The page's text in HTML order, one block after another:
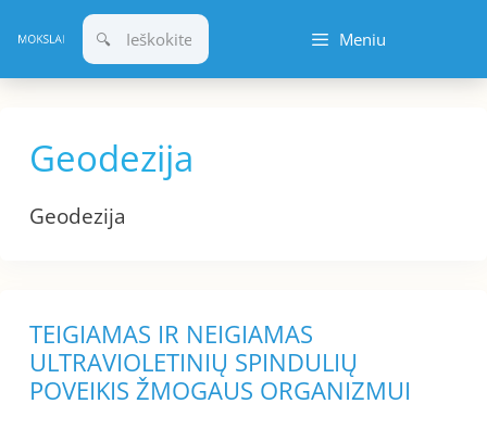
prie
turinio
Meniu
Geodezija
Geodezija
TEIGIAMAS IR NEIGIAMAS
ULTRAVIOLETINIŲ SPINDULIŲ
POVEIKIS ŽMOGAUS ORGANIZMUI